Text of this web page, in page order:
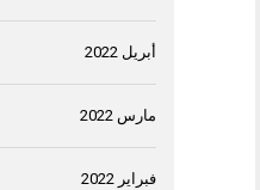
أبريل 2022
مارس 2022
فبراير 2022